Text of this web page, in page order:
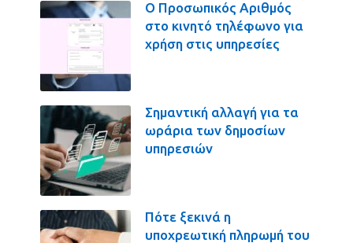
Ο Προσωπικός Αριθμός
στο κινητό τηλέφωνο για
χρήση στις υπηρεσίες
Σημαντική αλλαγή για τα
ωράρια των δημοσίων
υπηρεσιών
Πότε ξεκινά η
υποχρεωτική πληρωμή του